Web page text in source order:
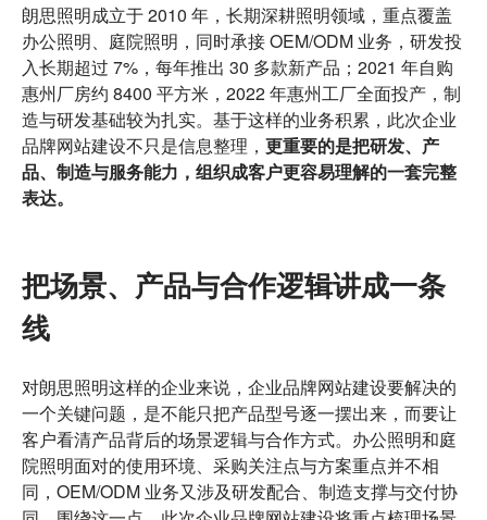
朗思照明成立于 2010 年，长期深耕照明领域，重点覆盖
办公照明、庭院照明，同时承接 OEM/ODM 业务，研发投
入长期超过 7%，每年推出 30 多款新产品；2021 年自购
惠州厂房约 8400 平方米，2022 年惠州工厂全面投产，制
造与研发基础较为扎实。基于这样的业务积累，此次企业
品牌网站建设不只是信息整理， 更重要的是把研发、产
品、制造与服务能力，组织成客户更容易理解的一套完整
表达。
把场景、产品与合作逻辑讲成一条
线
对朗思照明这样的企业来说，企业品牌网站建设要解决的
一个关键问题，是不能只把产品型号逐一摆出来，而要让
客户看清产品背后的场景逻辑与合作方式。办公照明和庭
院照明面对的使用环境、采购关注点与方案重点并不相
同，OEM/ODM 业务又涉及研发配合、制造支撑与交付协